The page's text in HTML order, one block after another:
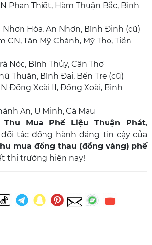
Phan Thiết, Hàm Thuận Bắc, Bình
Nhơn Hòa, An Nhơn, Bình Định (cũ)
CN, Tân Mỹ Chánh, Mỹ Tho, Tiền
Nóc, Bình Thủy, Cần Thơ
Thuận, Bình Đại, Bến Tre (cũ)
Đồng Xoài II, Đồng Xoài, Bình
An, U Minh, Cà Mau
Thu Mua Phế Liệu Thuận Phát,
tác đồng hành đáng tin cậy của
mua đồng thau (đồng vàng) phế
thị trường hiện nay!